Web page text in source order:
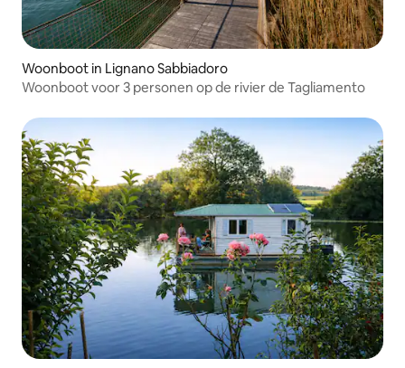
Woonboot in Lignano Sabbiadoro
Woonboot voor 3 personen op de rivier de Tagliamento